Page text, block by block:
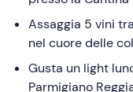
Assaggia 5 vini
nel cuore delle
Gusta un light
Parmigiano